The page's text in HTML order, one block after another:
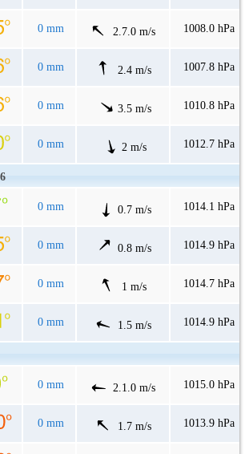
0 mm 2.7.0 m/s 1008.0 hPa
0 mm 2.4 m/s 1007.8 hPa
0 mm 3.5 m/s 1010.8 hPa
0 mm 2 m/s 1012.7 hPa
0 mm 0.7 m/s 1014.1 hPa
0 mm 0.8 m/s 1014.9 hPa
0 mm 1 m/s 1014.7 hPa
0 mm 1.5 m/s 1014.9 hPa
0 mm 2.1.0 m/s 1015.0 hPa
0 mm 1.7 m/s 1013.9 hPa